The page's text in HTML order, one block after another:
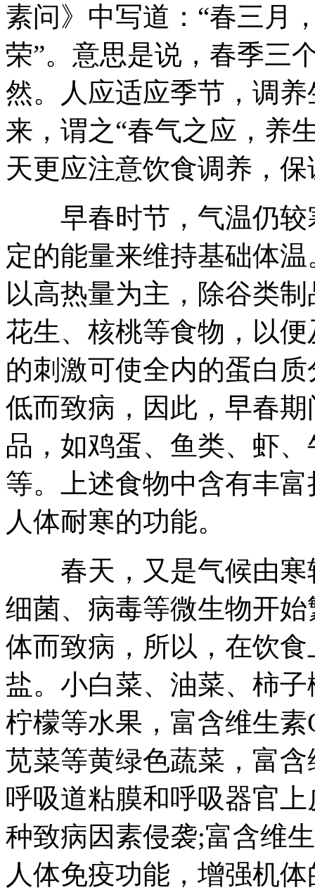
素问》中写道：“春三月
荣”。意思是说，春季三
然。人应适应季节，调
来，谓之“春气之应，养
天更应注意饮食调养，
早春时节，气温仍较
定的能量来维持基础体
以高热量为主，除谷类
花生、核桃等食物，以
的刺激可使全内的蛋白
低而致病，因此，早春
品，如鸡蛋、鱼类、虾
等。上述食物中含有丰
人体耐寒的功能。
春天，又是气候由寒
细菌、病毒等微生物开
体而致病，所以，在饮
盐。小白菜、油菜、柿
柠檬等水果，富含维生
苋菜等黄绿色蔬菜，富
呼吸道粘膜和呼吸器官
种致病因素侵袭;富含维
人体免疫功能，增强机